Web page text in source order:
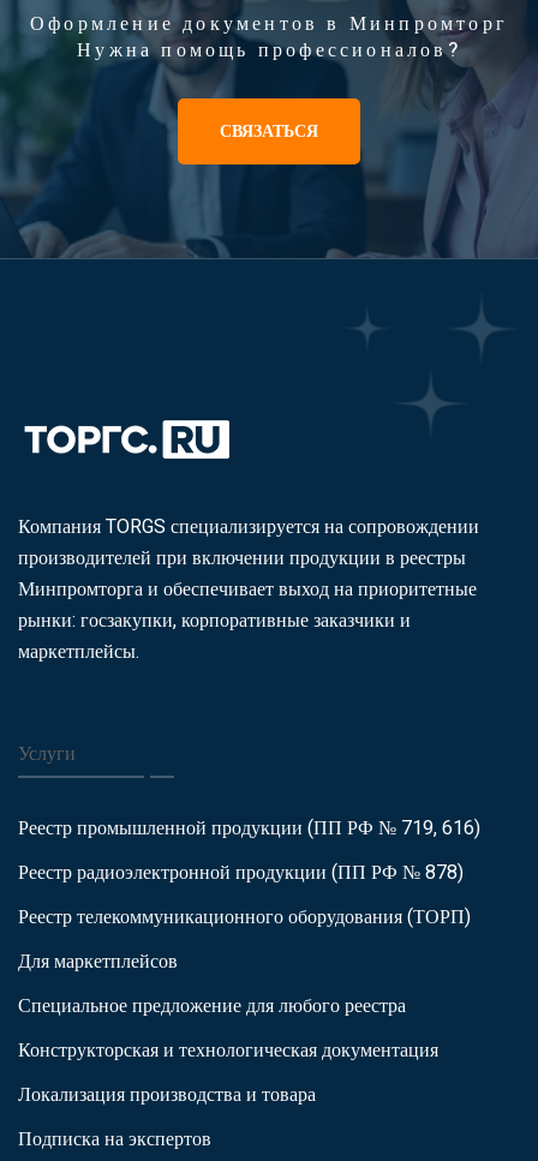
Оформление документов в Минпромторг
Нужна помощь профессионалов?
СВЯЗАТЬСЯ
Компания TORGS специализируется на сопровождении
производителей при включении продукции в реестры
Минпромторга и обеспечивает выход на приоритетные
рынки: госзакупки, корпоративные заказчики и
маркетплейсы.
Услуги
Реестр промышленной продукции (ПП РФ № 719, 616)
Реестр радиоэлектронной продукции (ПП РФ № 878)
Реестр телекоммуникационного оборудования (ТОРП)
Для маркетплейсов
Специальное предложение для любого реестра
Конструкторская и технологическая документация
Локализация производства и товара
Подписка на экспертов